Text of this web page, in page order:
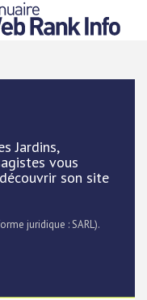
Jardins,
vous
son site
juridique : SARL).